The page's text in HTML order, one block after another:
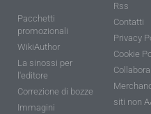
Pacchetti
promozionali
WikiAuthor
La sinossi per
l'editore
Correzione di bozze
Immagini
Rss
Contatti
Privacy
Cookie
Collabora
siti non